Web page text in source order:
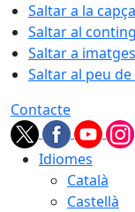
Saltar a la
Saltar al
Saltar a imatges
Saltar al peu
Contacte
Idiomes
Català
Castellà